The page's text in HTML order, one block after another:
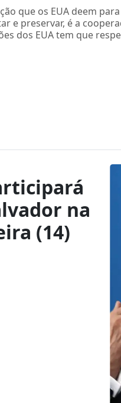
que os EUA deem
e preservar, é a
dos EUA tem que
na
(14)